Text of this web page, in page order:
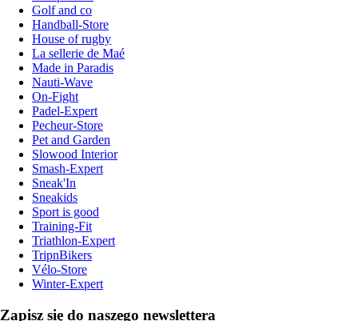
Golf and co
Handball-Store
House of rugby
La sellerie de Maé
Made in Paradis
Nauti-Wave
On-Fight
Padel-Expert
Pecheur-Store
Pet and Garden
Slowood Interior
Smash-Expert
Sneak'In
Sneakids
Sport is good
Training-Fit
Triathlon-Expert
TripnBikers
Vélo-Store
Winter-Expert
Zapisz się do naszego newslettera